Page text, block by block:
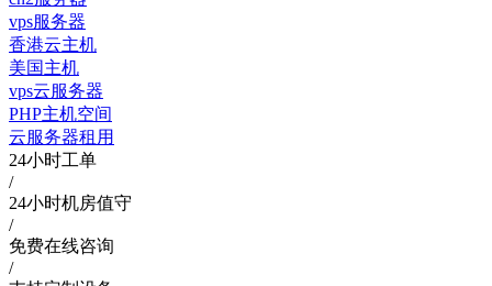
vps服务器
香港云主机
美国主机
vps云服务器
PHP主机空间
云服务器租用
24小时工单
/
24小时机房值守
/
免费在线咨询
/